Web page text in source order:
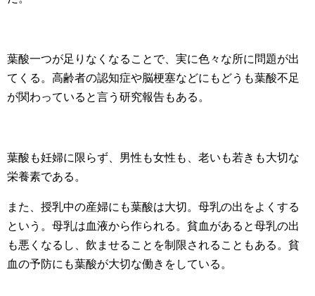
葉酸一つが足りなくなることで、実に色々な所に問題が出
てくる。高齢者の認知症や脳梗塞などにもどうも葉酸不足
が関わっていると言う研究報告もある。
葉酸も妊婦に限らず、男性も女性も、老いも若きも大切な
栄養素である。
また、授乳中の産婦にも葉酸は大切。母乳の出をよくする
という。母乳は血液から作られる。貧血があると母乳の出
も悪くなるし、飲ませることを制限されることもある。貧
血の予防にも葉酸が大切な働きをしている。